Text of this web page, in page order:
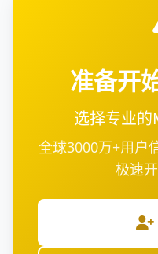
准备开
选择专业
全球3000万+用户
极速